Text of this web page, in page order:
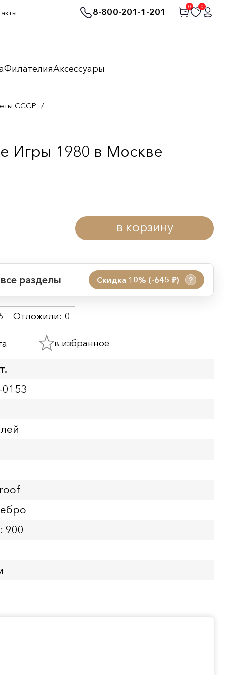
8-800-201-1-201
0 0
ФилателияАксессуары
СССР /
Игры 1980 в Москве
в корзину
разделы Скидка 10% (-645 руб.) ?
Отложили: 0
в избранное
900